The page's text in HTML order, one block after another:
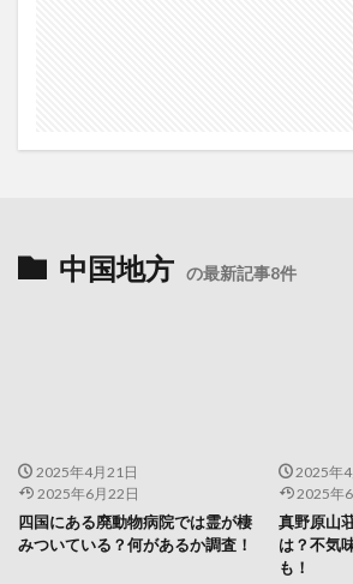
中国地方 の最新記事8件
2025年4月21日
2025年6月22日
四国にある廃動物病院では霊が棲
みついている？何があるか調査！
2025年
2025年
真野原山
は？不気
も！